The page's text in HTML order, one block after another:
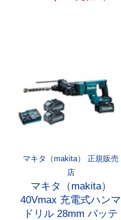
マキタ（makita） 正規販売
店
マキタ（makita）
40Vmax 充電式ハンマ
ドリル 28mm バッテ